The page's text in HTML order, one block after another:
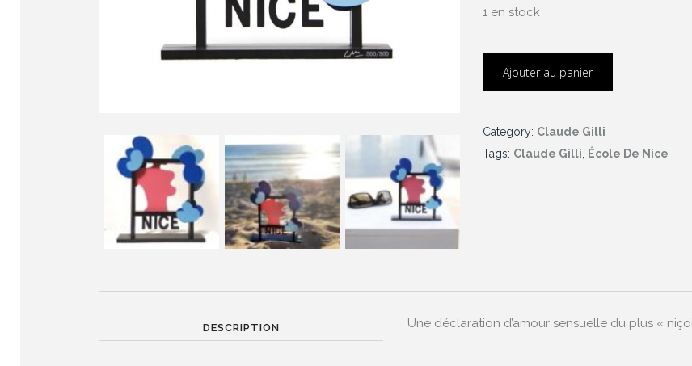
1 en stock
Ajouter au panier
Category: Claude Gilli
Tags: Claude Gilli École De Nice
DESCRIPTION Une déclaration d’amour sensuelle du plus «